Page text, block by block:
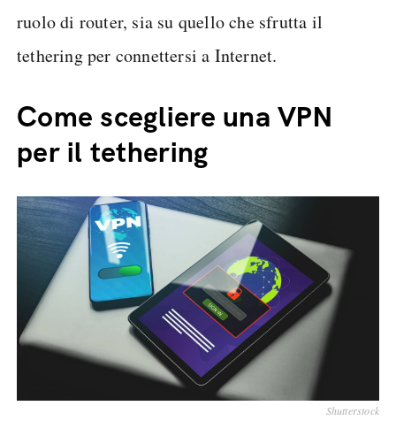
ruolo di router, sia su quello che sfrutta il
tethering per connettersi a Internet.
Come scegliere una VPN
per il tethering
Shutterstock